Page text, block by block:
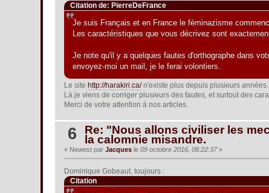
Citation de: PierreDeFrance
Je suis Français et en France le féminazisme
Les caractéristiques que vous décrivez sont
Je note qu'il y a quelques fautes d'orthographe dans
envoyez-moi un mail, je le ferai volontiers.
Le sitehttp://harakiri.ca/n'existe plus depuis plusieurs années.
Là je viens de corriger plusieurs des fautes, et surtout des
Merci de votre attention à nos articles.
6 Re: "Nous allons civiliser les
la calomnie misandre.
« Newest parJacques le 09 octobre 2016, 08:22:37»
Dominique Gobeaut, toujours :
Citation